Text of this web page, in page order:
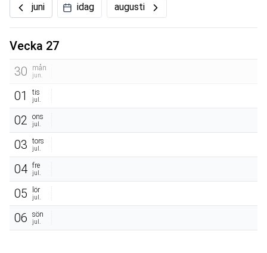
juni idag augusti
Vecka 27
30
mån
jun.
01 tis
jul.
02 ons
jul.
03 tors
jul.
04 fre
jul.
05 lör
jul.
06 sön
jul.